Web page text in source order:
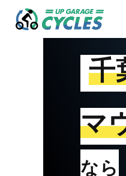
千
マ
なら